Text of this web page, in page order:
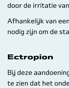
door de irritatie
Afhankelijk van
nodig zijn om de
Ectropion
Bij deze
te zien dat het